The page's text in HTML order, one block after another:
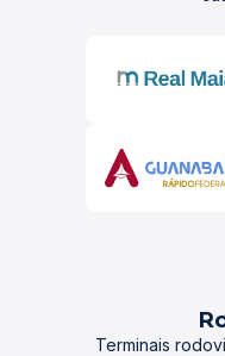
Terminais